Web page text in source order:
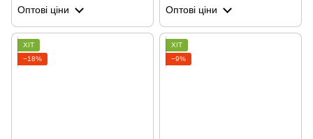
Оптові ціни Оптові ціни
ХІТ
−18%
ХІТ
−9%